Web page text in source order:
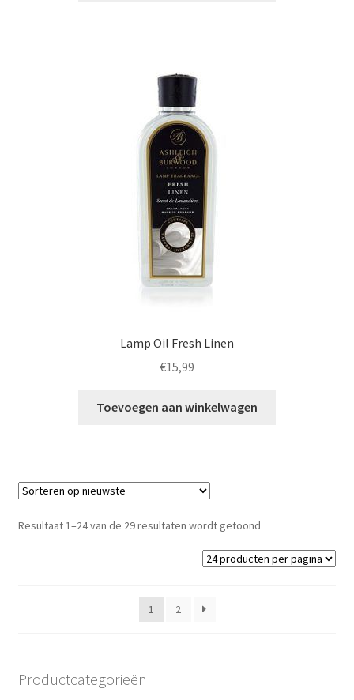
Lamp Oil Fresh Linen
€15,99
Toevoegen aan winkelwagen
Resultaat 1–24 van de 29 resultaten wordt getoondGesorteerd
nieuwste
1 2
Productcategorieën